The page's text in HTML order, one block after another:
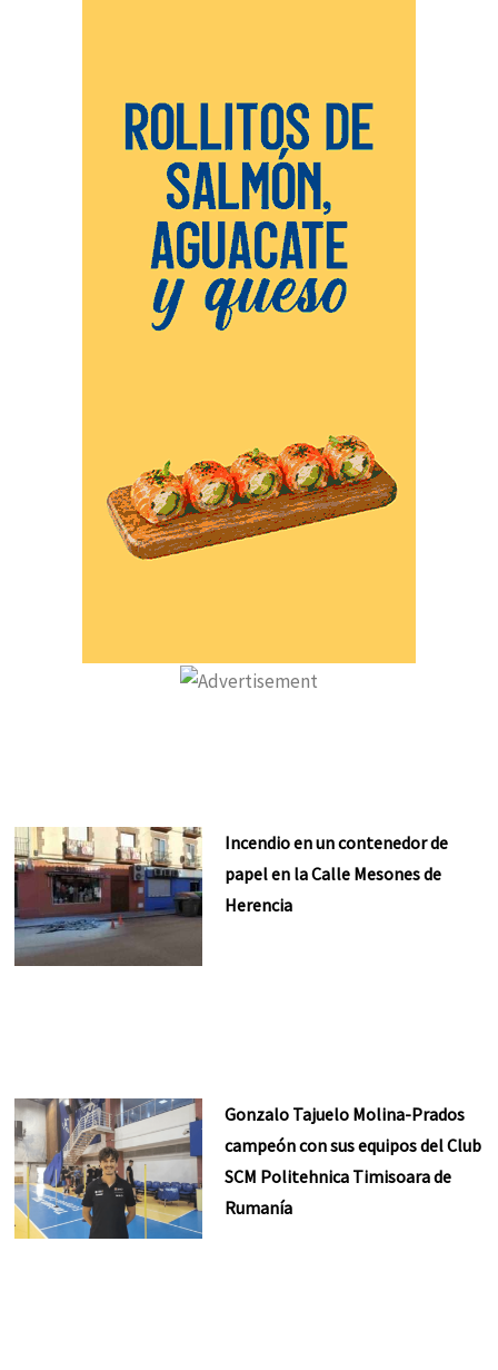
Incendio en un contenedor de
papel en la Calle Mesones de
Herencia
Gonzalo Tajuelo Molina-Prados
campeón con sus equipos del Club
SCM Politehnica Timisoara de
Rumanía